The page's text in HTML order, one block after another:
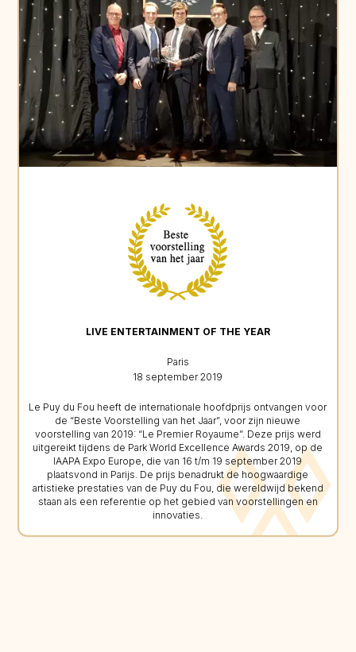
LIVE ENTERTAINMENT OF THE YEAR
Paris
18 september 2019
Le Puy du Fou heeft de internationale hoofdprijs ontvangen voor
de “Beste Voorstelling van het Jaar”, voor zijn nieuwe
voorstelling van 2019: “Le Premier Royaume”. Deze prijs werd
uitgereikt tijdens de Park World Excellence Awards 2019, op de
IAAPA Expo Europe, die van 16 t/m 19 september 2019
plaatsvond in Parijs. De prijs benadrukt de hoogwaardige
artistieke prestaties van de Puy du Fou, die wereldwijd bekend
staan als een referentie op het gebied van voorstellingen en
innovaties.